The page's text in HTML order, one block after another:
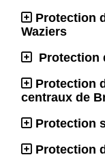
Protection
Waziers
Protection
Protection
centraux de
Protection
Protection